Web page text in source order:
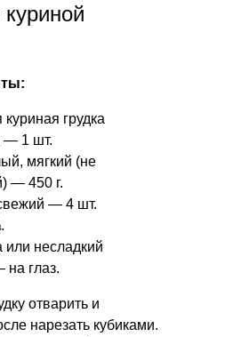
грудка
— 1 шт.
мягкий (не
— 450 г.
— 4 шт.
или несладкий
на глаз.
отварить и
нарезать кубиками.